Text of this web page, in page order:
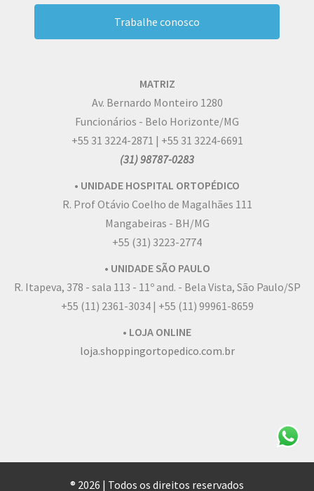
Trabalhe conosco
MATRIZ
Av. Bernardo Monteiro 1280
Funcionários - Belo Horizonte/MG
+55 31 3224-2871 | +55 31 3224-6691
(31) 98787-0283
• UNIDADE HOSPITAL ORTOPÉDICO
R. Prof Otávio Coelho de Magalhães 111
Mangabeiras - BH/MG
+55 (31) 3223-2774
• UNIDADE SÃO PAULO
R. Itapeva, 378 - sala 113 - 11º and. - Bela Vista, São Paulo/SP
+55 (11) 2361-3034 | +55 (11) 99961-8659
• LOJA ONLINE
loja.shoppingortopedico.com.br
® 2026 | Todos os direitos reservados